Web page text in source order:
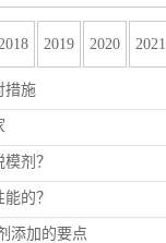
2018 2019 2020 2021
措施
剂？
的？
添加的要点